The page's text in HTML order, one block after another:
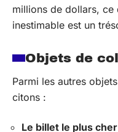
millions de dollars, ce
inestimable est un
Objets de
Parmi les autres
citons :
Le billet le plus